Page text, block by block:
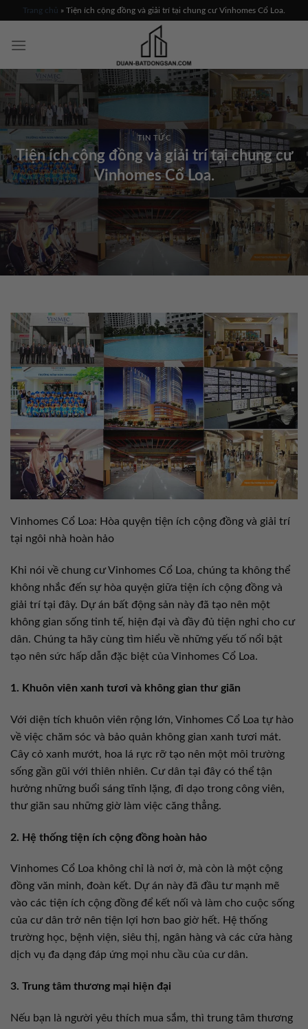
content
Trang chủ » Tiện ích cộng đồng và giải trí tại chung cư Vinhomes Cổ Loa.
TIN TỨC
Tiện ích cộng đồng và giải trí tại chung cư
Vinhomes Cổ Loa.
Vinhomes Cổ Loa: Hòa quyện tiện ích cộng đồng và giải trí
tại ngôi nhà hoàn hảo
Khi nói về chung cư Vinhomes Cổ Loa, chúng ta không thể
không nhắc đến sự hòa quyện giữa tiện ích cộng đồng và
giải trí tại đây. Dự án bất động sản này đã tạo nên một
không gian sống tinh tế, hiện đại và đầy đủ tiện nghi cho cư
dân. Chúng ta hãy cùng tìm hiểu về những yếu tố nổi bật
tạo nên sức hấp dẫn đặc biệt của Vinhomes Cổ Loa.
1. Khuôn viên xanh tươi và không gian thư giãn
Với diện tích khuôn viên rộng lớn, Vinhomes Cổ Loa tự hào
về việc chăm sóc và bảo quản không gian xanh tươi mát.
Cây cỏ xanh mướt, hoa lá rực rỡ tạo nên một môi trường
sống gần gũi với thiên nhiên. Cư dân tại đây có thể tận
hưởng những buổi sáng tĩnh lặng, đi dạo trong công viên,
thư giãn sau những giờ làm việc căng thẳng.
2. Hệ thống tiện ích cộng đồng hoàn hảo
Vinhomes Cổ Loa không chỉ là nơi ở, mà còn là một cộng
đồng văn minh, đoàn kết. Dự án này đã đầu tư mạnh mẽ
vào các tiện ích cộng đồng để kết nối và làm cho cuộc sống
của cư dân trở nên tiện lợi hơn bao giờ hết. Hệ thống
trường học, bệnh viện, siêu thị, ngân hàng và các cửa hàng
dịch vụ đa dạng đáp ứng mọi nhu cầu của cư dân.
3. Trung tâm thương mại hiện đại
Nếu bạn là người yêu thích mua sắm, thì trung tâm thương